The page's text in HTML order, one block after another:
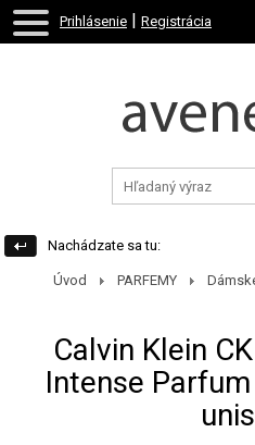
Prihlásenie | Registrácia
Nachádzate sa tu:
Úvod PARFEMY
Calvin Klein
Intense